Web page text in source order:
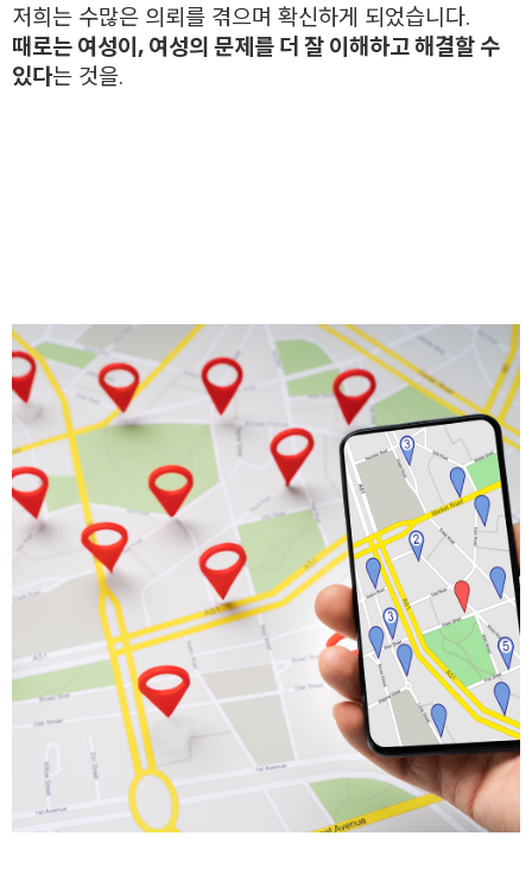
저희는 수많은 의뢰를 겪으며 확신하게 되었습니다.
때로는 여성이, 여성의 문제를 더 잘 이해하고 해결할 수
있다는 것을.